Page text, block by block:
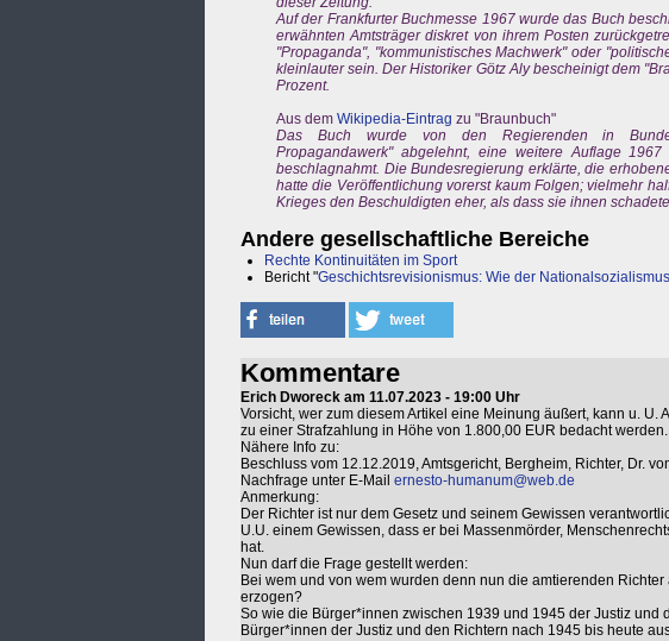
Auf der Frankfurter Buchmesse 1967 wurde das Buch
erwähnten Amtsträger diskret von ihrem Posten
"Propaganda", "kommunistisches Machwerk" oder
kleinlauter sein. Der Historiker Götz Aly bescheinigt dem
Prozent.
Aus dem Wikipedia-Eintrag zu "Braunbuch"
Das Buch wurde von den Regierenden in
Propagandawerk" abgelehnt, eine weitere Auflage
beschlagnahmt. Die Bundesregierung erklärte, die
hatte die Veröffentlichung vorerst kaum Folgen; vielmehr
Krieges den Beschuldigten eher, als dass sie ihnen
Andere gesellschaftliche Bereiche
Rechte Kontinuitäten im Sport
Bericht "Geschichtsrevisionismus: Wie der
Kommentare
Erich Dworeck am 11.07.2023 - 19:00 Uhr
Vorsicht, wer zum diesem Artikel eine Meinung äußert, kann u. U.
zu einer Strafzahlung in Höhe von 1.800,00 EUR bedacht werden.
Nähere Info zu:
Beschluss vom 12.12.2019, Amtsgericht, Bergheim, Richter, Dr.
Nachfrage unter E-Mail ernesto-humanum@web.de
Anmerkung:
Der Richter ist nur dem Gesetz und seinem Gewissen
U.U. einem Gewissen, dass er bei Massenmörder,
hat.
Nun darf die Frage gestellt werden:
Bei wem und von wem wurden denn nun die amtierenden
erzogen?
So wie die Bürger*innen zwischen 1939 und 1945 der Justiz und
Bürger*innen der Justiz und den Richtern nach 1945 bis heute